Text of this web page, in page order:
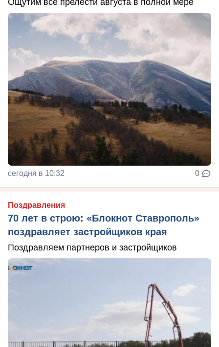
сегодня в 10:32 0
Поздравления
70 лет в строю: «Блокнот Ставрополь»
поздравляет застройщиков края
Поздравляем партнеров и застройщиков